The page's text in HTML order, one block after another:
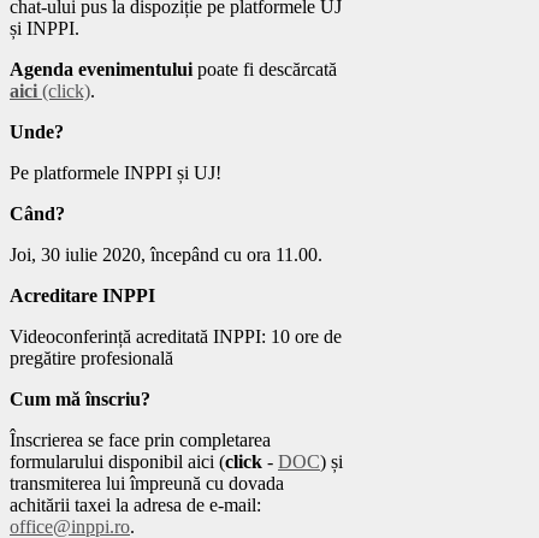
chat-ului pus la dispoziție pe platformele UJ
și INPPI.
Agenda evenimentului poate fi descărcată
aici (click).
Unde?
Pe platformele INPPI și UJ!
Când?
Joi, 30 iulie 2020, începând cu ora 11.00.
Acreditare INPPI
Videoconferință acreditată INPPI: 10 ore de
pregătire profesională
Cum mă înscriu?
Înscrierea se face prin completarea
formularului disponibil aici (click - DOC) și
transmiterea lui împreună cu dovada
achitării taxei la adresa de e-mail:
office@inppi.ro.